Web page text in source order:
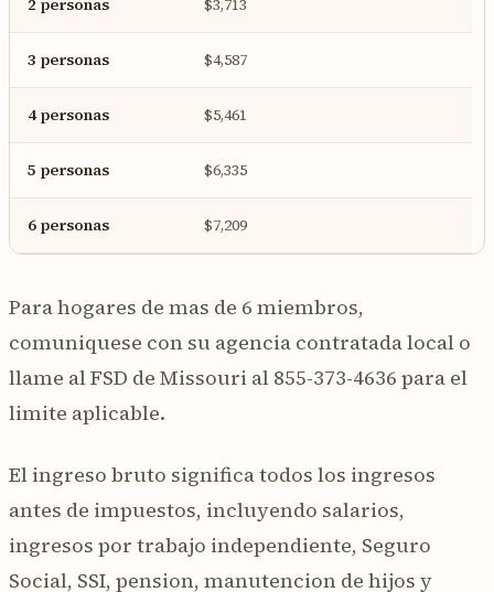
3 personas $4,587
4 personas $5,461
5 personas $6,335
6 personas $7,209
Para hogares de mas de 6 miembros,
comuniquese con su agencia contratada local o
llame al FSD de Missouri al 855-373-4636 para el
limite aplicable.
El ingreso bruto significa todos los ingresos
antes de impuestos, incluyendo salarios,
ingresos por trabajo independiente, Seguro
Social, SSI, pension, manutencion de hijos y